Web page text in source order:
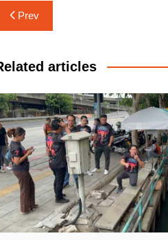
แนะแนว
รื่อง
Prev
articles